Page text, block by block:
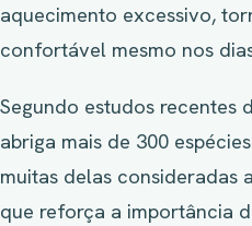
aquecimento excessivo,
confortável mesmo nos
Segundo estudos recentes
abriga mais de 300
muitas delas consideradas
que reforça a importância